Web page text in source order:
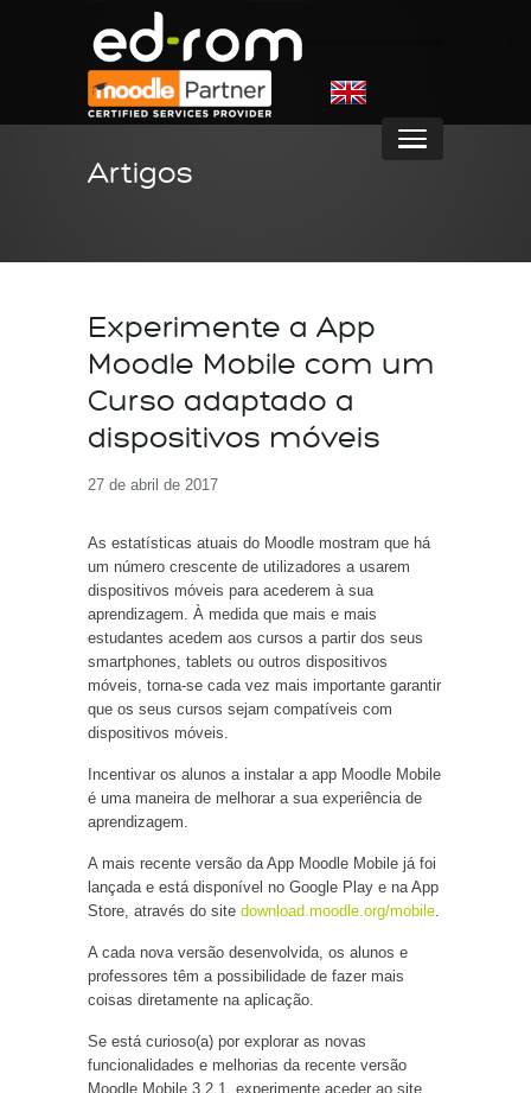
Artigos
Experimente a App
Moodle Mobile com um
Curso adaptado a
dispositivos móveis
27 de abril de 2017
As estatísticas atuais do Moodle mostram que há
um número crescente de utilizadores a usarem
dispositivos móveis para acederem à sua
aprendizagem. À medida que mais e mais
estudantes acedem aos cursos a partir dos seus
smartphones, tablets ou outros dispositivos
móveis, torna-se cada vez mais importante garantir
que os seus cursos sejam compatíveis com
dispositivos móveis.
Incentivar os alunos a instalar a app Moodle Mobile
é uma maneira de melhorar a sua experiência de
aprendizagem.
A mais recente versão da App Moodle Mobile já foi
lançada e está disponível no Google Play e na App
Store, através do site download.moodle.org/mobile.
A cada nova versão desenvolvida, os alunos e
professores têm a possibilidade de fazer mais
coisas diretamente na aplicação.
Se está curioso(a) por explorar as novas
funcionalidades e melhorias da recente versão
Moodle Mobile 3.2.1, experimente aceder ao site